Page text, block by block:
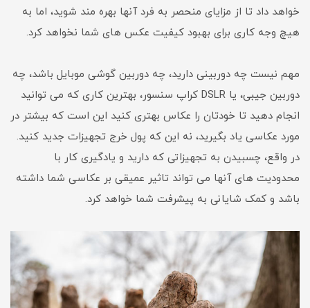
خواهد داد تا از مزایای منحصر به فرد آنها بهره مند شوید، اما به
هیچ وجه کاری برای بهبود کیفیت عکس های شما نخواهد کرد.
مهم نیست چه دوربینی دارید، چه دوربین گوشی موبایل باشد، چه
دوربین جیبی، یا DSLR کراپ سنسور، بهترین کاری که می توانید
انجام دهید تا خودتان را عکاس بهتری کنید این است که بیشتر در
مورد عکاسی یاد بگیرید، نه این که پول خرج تجهیزات جدید کنید.
در واقع، چسبیدن به تجهیزاتی که دارید و یادگیری کار با
محدودیت های آنها می تواند تاثیر عمیقی بر عکاسی شما داشته
باشد و کمک شایانی به پیشرفت شما خواهد کرد.